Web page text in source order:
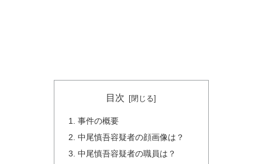
目次
事件の概要
中尾慎吾容疑者の顔画像は？
中尾慎吾容疑者の職員は？